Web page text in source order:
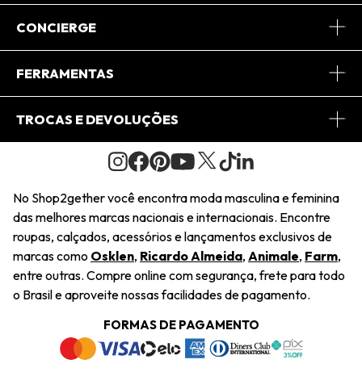
Sobre Nós
Journal
Saiu na Mídia
Sustentabilidade
Navegando
Termos e Condições
CONCIERGE
Central de Relacionamento
Regulamento e Promoções
FERRAMENTAS
Minha Conta
Pedido de Presente
Wishlist
TROCAS E DEVOLUÇÕES
Condições Gerais
Troca Fácil
Restituição de Pagamento
Dúvidas Frequentes
Termos e Condições
Política de Privacidade
No Shop2gether você encontra moda masculina e feminina
das melhores marcas nacionais e internacionais. Encontre
roupas, calçados, acessórios e lançamentos exclusivos de
marcas como Osklen, Ricardo Almeida, Animale, Farm,
entre outras. Compre online com segurança, frete para todo
o Brasil e aproveite nossas facilidades de pagamento.
FORMAS DE PAGAMENTO